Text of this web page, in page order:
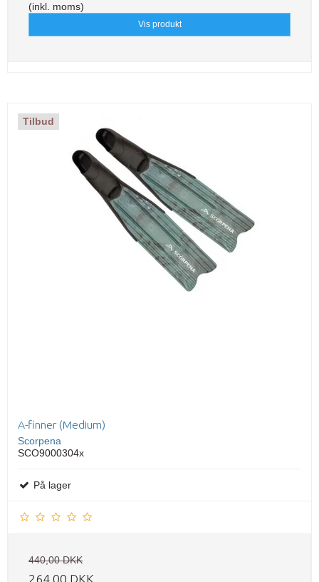
(inkl. moms)
Vis produkt
Tilbud
A-finner (Medium)
Scorpena
SCO9000304x
På lager
440,00 DKK
264,00 DKK